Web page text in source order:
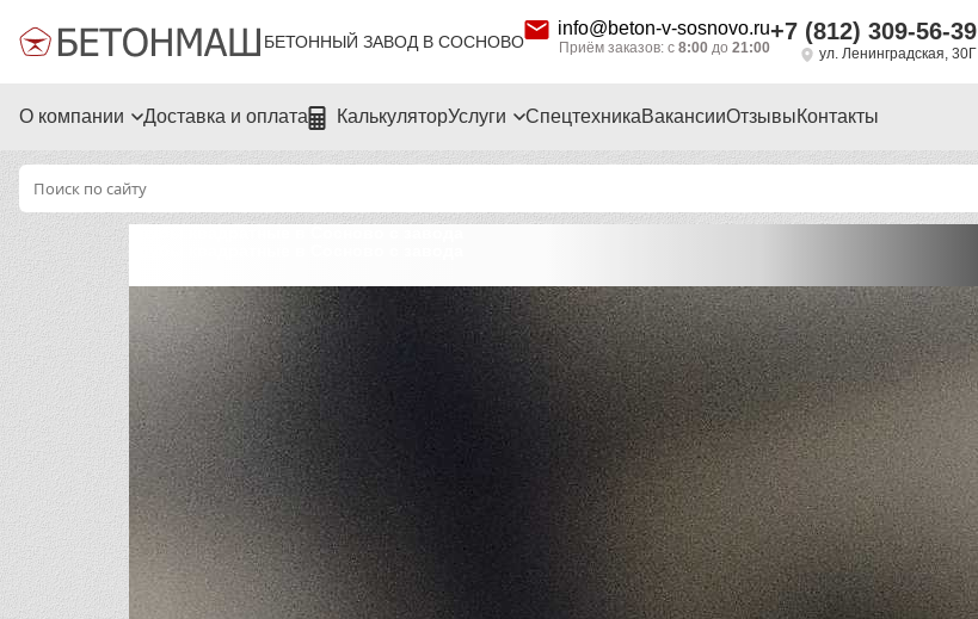
БЕТОННЫЙ ЗАВОД В СОСНОВО
info@beton-v-sosnovo.ru
Приём заказов: с 8:00 до 21:00
+7 (812) 309-56-39
ул. Ленинградская, 30Г
О компании Доставка и оплата КалькуляторУслуги СпецтехникаВакансииОтзывыКонтакты